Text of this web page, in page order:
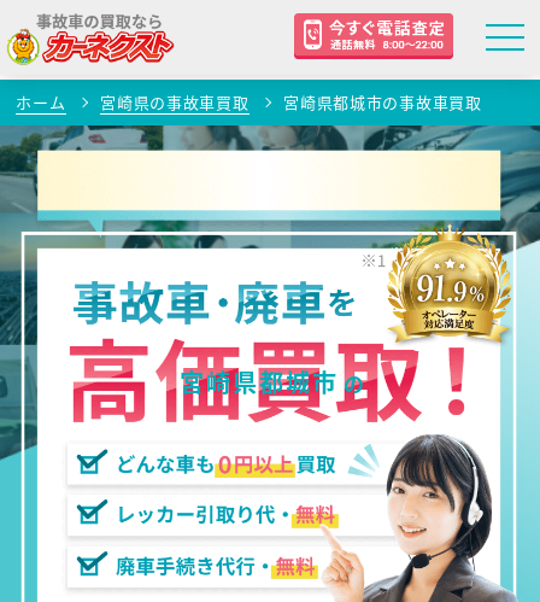
ホーム 宮崎県の事故車買取 宮崎県都城市の事故車買取
宮崎県都城市 の